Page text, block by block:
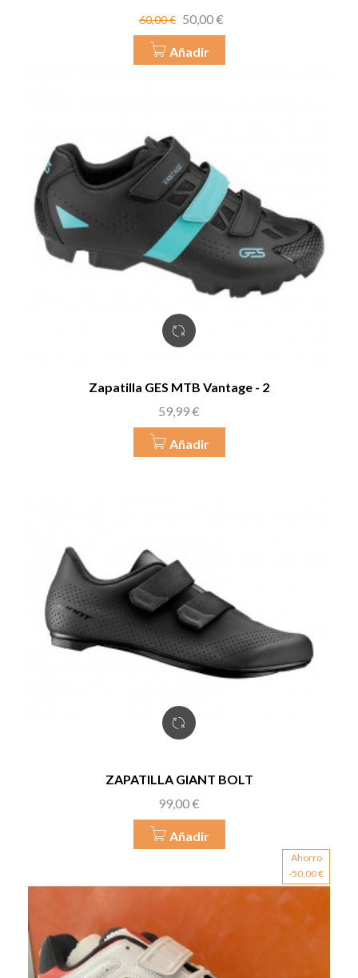
Precio
base
60,00 € Precio
50,00 €
Añadir
Zapatilla GES MTB Vantage - 2
Precio
59,99 €
Añadir
ZAPATILLA GIANT BOLT
Precio
99,00 €
Añadir
Ahorro
-50,00 €